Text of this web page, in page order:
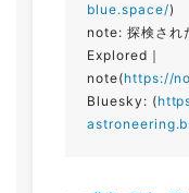
blue.space/)
note: 探検さ
Explored｜
note(https://
Bluesky: (